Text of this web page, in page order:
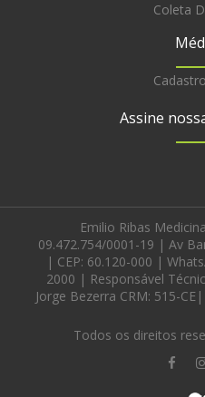
Coleta
Assine
Emilio Ribas
09.472.754/0001-19 | Av
| CEP: 60.120-000 |
2000 | Responsável
Jorge Bezerra CRM: 515-CE|
Todos os direitos